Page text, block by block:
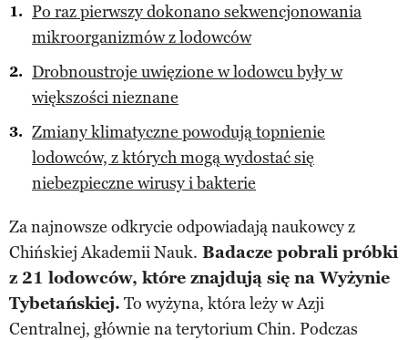
Po raz pierwszy dokonano sekwencjonowania
mikroorganizmów z lodowców
Drobnoustroje uwięzione w lodowcu były w
większości nieznane
Zmiany klimatyczne powodują topnienie
lodowców, z których mogą wydostać się
niebezpieczne wirusy i bakterie
Za najnowsze odkrycie odpowiadają naukowcy z
Chińskiej Akademii Nauk. Badacze pobrali próbki
z 21 lodowców, które znajdują się na Wyżynie
Tybetańskiej. To wyżyna, która leży w Azji
Centralnej, głównie na terytorium Chin. Podczas